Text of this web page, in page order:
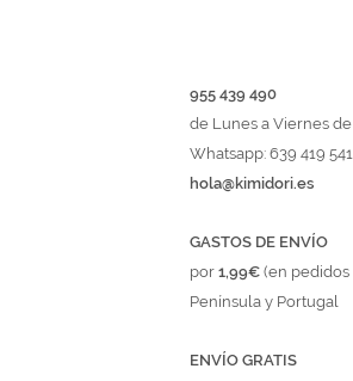
955 439 490
de Lunes a Viernes de
Whatsapp: 639 419 541
hola@kimidori.es
GASTOS DE ENVÍO
por1,99€(en pedidos
Península y Portugal
ENVÍO GRATIS